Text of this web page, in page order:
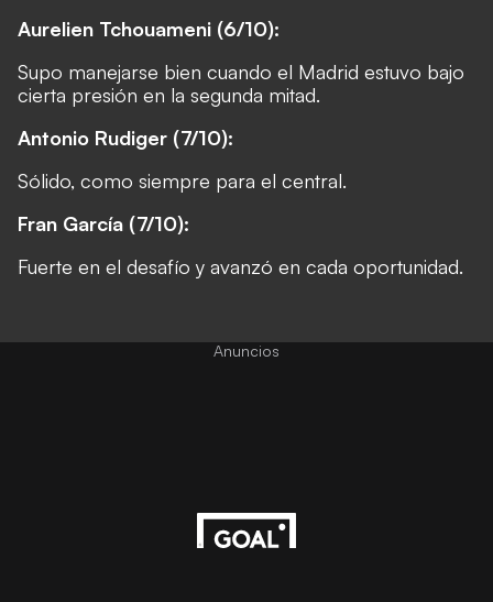
Aurelien Tchouameni (6/10):
Supo manejarse bien cuando el Madrid estuvo bajo
cierta presión en la segunda mitad.
Antonio Rudiger (7/10):
Sólido, como siempre para el central.
Fran García (7/10):
Fuerte en el desafío y avanzó en cada oportunidad.
Anuncios